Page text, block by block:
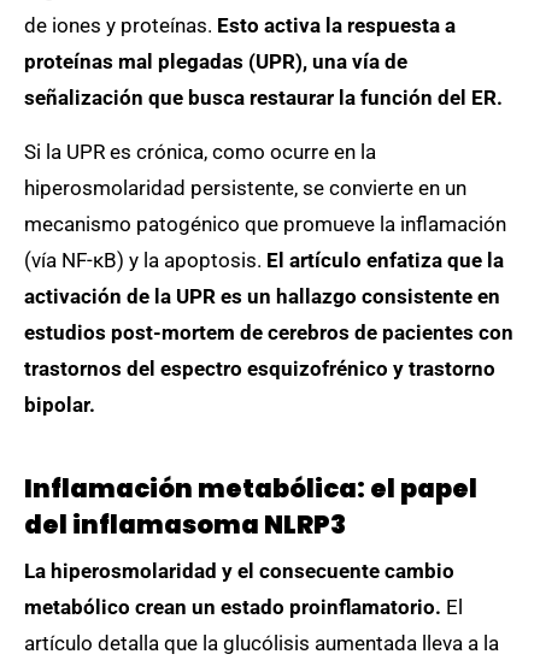
de iones y proteínas. Esto activa la respuesta a
proteínas mal plegadas (UPR), una vía de
señalización que busca restaurar la función del ER.
Si la UPR es crónica, como ocurre en la
hiperosmolaridad persistente, se convierte en un
mecanismo patogénico que promueve la inflamación
(vía NF-κB) y la apoptosis. El artículo enfatiza que la
activación de la UPR es un hallazgo consistente en
estudios post-mortem de cerebros de pacientes con
trastornos del espectro esquizofrénico y trastorno
bipolar.
Inflamación metabólica: el papel
del inflamasoma NLRP3
La hiperosmolaridad y el consecuente cambio
metabólico crean un estado proinflamatorio. El
artículo detalla que la glucólisis aumentada lleva a la